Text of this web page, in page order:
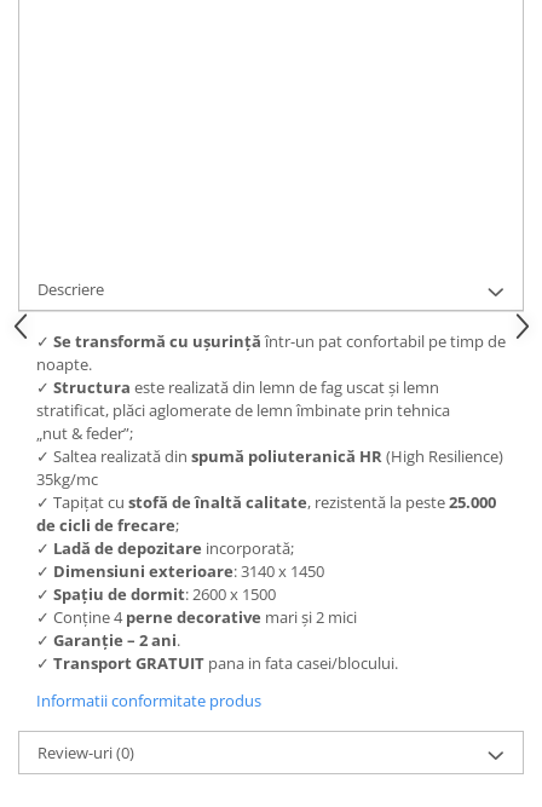
Descriere
✓ Se transformă cu ușurințăîntr-un pat confortabil pe timp de
noapte.
✓ Structura este realizată din lemn de fag uscat și lemn
stratificat, plăci aglomerate de lemn îmbinate prin tehnica
„nut & feder”;
✓ Saltea realizată din spumă poliuteranică HR (High Resilience)
35kg/mc
✓ Tapițat cu stofă de înaltă calitate, rezistentă la peste25.000
de cicli de frecare;
✓ Ladă de depozitare incorporată;
✓ Dimensiuni exterioare: 3140 x 1450
✓ Spațiu de dormit: 2600 x 1500
✓ Conține 4perne decorative mari și 2 mici
✓ Garanție – 2 ani.
✓ Transport GRATUIT pana in fata casei/blocului.
Informatii conformitate produs
Review-uri(0)